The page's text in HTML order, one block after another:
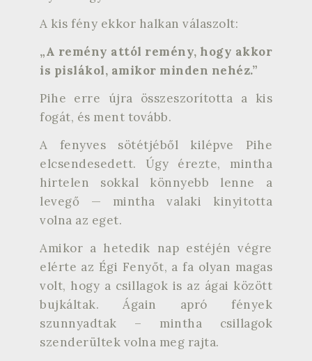
A kis fény ekkor halkan válaszolt:
„A remény attól remény, hogy akkor
is pislákol, amikor minden nehéz.”
Pihe erre újra összeszorította a kis
fogát, és ment tovább.
A fenyves sötétjéből kilépve Pihe
elcsendesedett. Úgy érezte, mintha
hirtelen sokkal könnyebb lenne a
levegő — mintha valaki kinyitotta
volna az eget.
Amikor a hetedik nap estéjén végre
elérte az Égi Fenyőt, a fa olyan magas
volt, hogy a csillagok is az ágai között
bujkáltak. Ágain apró fények
szunnyadtak – mintha csillagok
szenderültek volna meg rajta.